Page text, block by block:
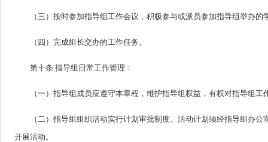
（三）按时参加指导组工作会议，积极参与或派员参加指导组举办的
（四）完成组长交办的工作任务。
第十条 指导组日常工作管理：
（一）指导组成员应遵守本章程，维护指导组权益，有权对指导组
（二）指导组组织活动实行计划审批制度。活动计划须经指导组办
开展活动。